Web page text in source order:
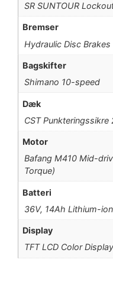
SR SUNTOUR
Bremser
Hydraulic Disc Brakes
Bagskifter
Shimano 10-speed
Dæk
CST
Motor
Bafang M410 Mid-
Torque)
Batteri
36V, 14Ah Lithium-
Display
TFT LCD Color Display